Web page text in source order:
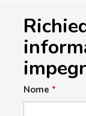
Nome *